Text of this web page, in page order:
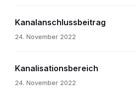
Kanalanschlussbeitrag
24. November 2022
Kanalisationsbereich
24. November 2022